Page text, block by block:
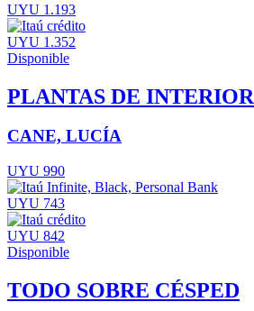
UYU 1.193
UYU 1.352
Disponible
PLANTAS DE INTERIOR
CANE, LUCÍA
UYU 990
UYU 743
UYU 842
Disponible
TODO SOBRE CÉSPED